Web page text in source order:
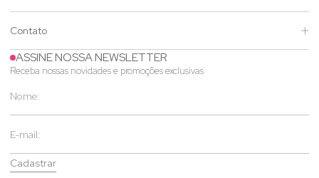
Contato
ASSINE NOSSA NEWSLETTER
Receba nossas novidades e promoções exclusivas
Cadastrar